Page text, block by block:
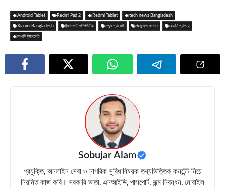
Android Tablet Redmi Pad 2 Redmi Tablet tech news Bangladesh
Xiaomi Bangladesh ট্যাবলেট কম্পিউটার নতুন গ্যাজেট প্রযুক্তি সংবাদ রেডমি প্যাড ২
শাওমি ট্যাবলেট
Sobujar Alam
প্রযুক্তি, অনলাইন সেবা ও নাগরিক সুবিধাবিষয়ক তথ্যভিত্তিক কনটেন্ট নিয়ে
নিয়মিত কাজ করি। সরকারি ভাতা, এনআইডি, পাসপোর্ট, জন্ম নিবন্ধন, মোবাইল